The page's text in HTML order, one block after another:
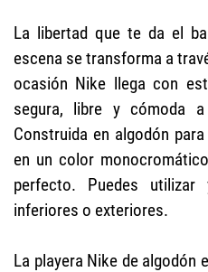
La libertad que te da el
escena se transforma a
ocasión Nike llega con
segura, libre y cómoda
Construida en algodón
en un color
perfecto. Puedes
inferiores o exteriores.
La playera Nike de algodón